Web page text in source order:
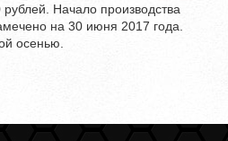
рублей. Начало производства
на 30 июня 2017 года.
осенью.